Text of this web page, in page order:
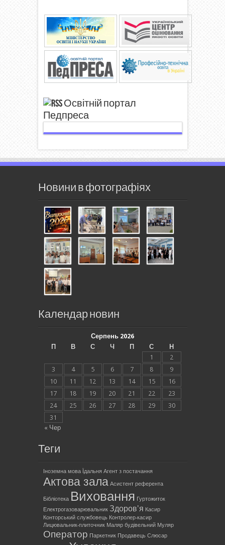
Освітній портал
Педпреса
Новини в фотографіях
Календар новин
Серпень 2026
П
В С Ч П С Н
« Чер
1
2
3
4 5 6 7 8
9
10
11 12 13 14 15
16
17
18 19 20 21 22
23
24
25 26 27 28 29
30
31
Теги
Іноземна мова Їдальня Агент з постачання
Актова зала Асистент референта
Бібліотека Виховання Гуртожиток
Електрогазоварювальник Здоров'я Касир
Конторський службовець Контролер-касир
Лицювальник-плиточник Маляр будівельний Муляр
Оператор Паркетник Продавець Слюсар